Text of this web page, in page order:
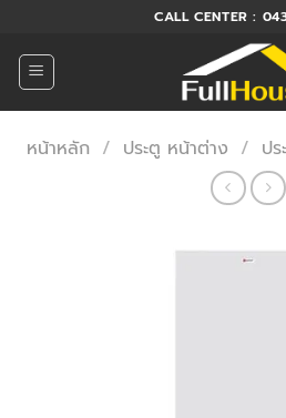
ยัง
เนื้อหา
CALL CENTER :
หน้าหลัก / ประตู หน้าต่าง / ป